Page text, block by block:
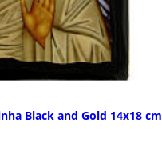
Black and Gold 14x18 cm